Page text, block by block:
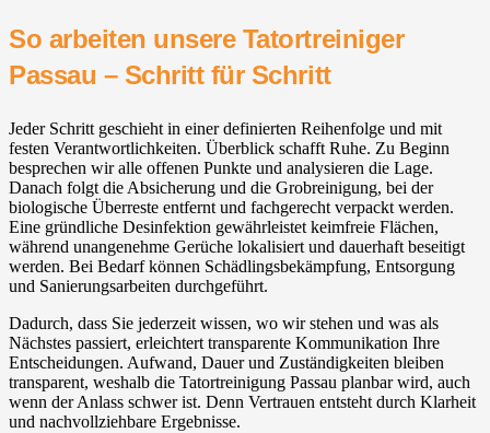
So arbeiten unsere Tatortreiniger
Passau – Schritt für Schritt
Jeder Schritt geschieht in einer definierten Reihenfolge und mit
festen Verantwortlichkeiten. Überblick schafft Ruhe. Zu Beginn
besprechen wir alle offenen Punkte und analysieren die Lage.
Danach folgt die Absicherung und die Grobreinigung, bei der
biologische Überreste entfernt und fachgerecht verpackt werden.
Eine gründliche Desinfektion gewährleistet keimfreie Flächen,
während unangenehme Gerüche lokalisiert und dauerhaft beseitigt
werden. Bei Bedarf können Schädlingsbekämpfung, Entsorgung
und Sanierungsarbeiten durchgeführt.
Dadurch, dass Sie jederzeit wissen, wo wir stehen und was als
Nächstes passiert, erleichtert transparente Kommunikation Ihre
Entscheidungen. Aufwand, Dauer und Zuständigkeiten bleiben
transparent, weshalb die Tatortreinigung Passau planbar wird, auch
wenn der Anlass schwer ist. Denn Vertrauen entsteht durch Klarheit
und nachvollziehbare Ergebnisse.